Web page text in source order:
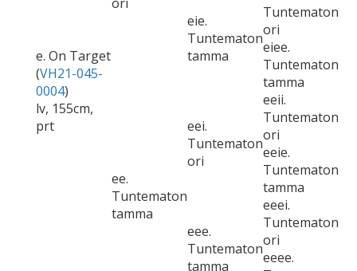
e. On Target
(VH21-045-
0004)
lv, 155cm,
prt
eie.
Tuntematon
tamma
Tuntematon
ori
eiee.
Tuntematon
tamma
ee.
Tuntematon
tamma
eei.
Tuntematon
ori
eeii.
Tuntematon
ori
eeie.
Tuntematon
tamma
eee.
Tuntematon
tamma
eeei.
Tuntematon
ori
eeee.